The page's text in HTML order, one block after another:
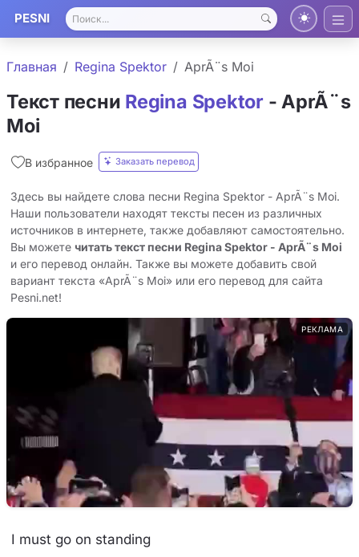
PESNI
Главная Regina Spektor AprÃ¨s Moi
Текст песни Regina Spektor- AprÃ¨s
Moi
В избранное Заказать перевод
Здесь вы найдете слова песни Regina Spektor - AprÃ¨s Moi.
Наши пользователи находят тексты песен из различных
источников в интернете, также добавляют самостоятельно.
Вы можете читать текст песни Regina Spektor - AprÃ¨s Moi
и его перевод онлайн. Также вы можете добавить свой
вариант текста «AprÃ¨s Moi» или его перевод для сайта
Pesni.net!
РЕКЛАМА
I must go on standing